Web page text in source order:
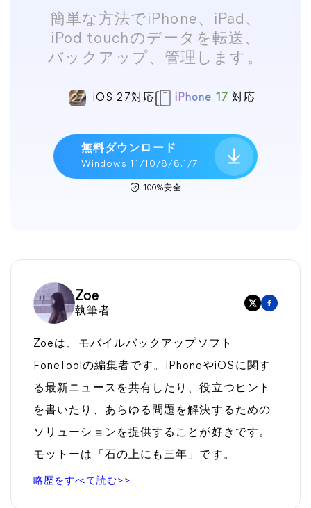
簡単な方法でiPhone、iPad、
iPod touchのデータを転送、
バックアップ、管理します。
iOS 27対応 iPhone 17 対応
無料ダウンロード
Windows 11/10/8/8.1/7
100%安全
Zoe
執筆者
Zoeは、モバイルバックアップソフト
FoneToolの編集者です。iPhoneやiOSに関す
る最新ニュースを共有したり、役立つヒント
を書いたり、あらゆる問題を解決するための
ソリューションを提供することが好きです。
モットーは「石の上にも三年」です。
略歴をすべて読む>>